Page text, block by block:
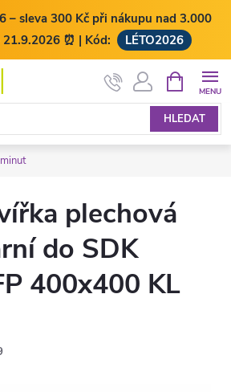
– sleva 300 Kč při nákupu nad 3.000
⏰ | Kód:
LÉTO2026
HLEDAT
NÁKUPNÍ
KOŠÍK
plechová
do SDK
400x400 KL